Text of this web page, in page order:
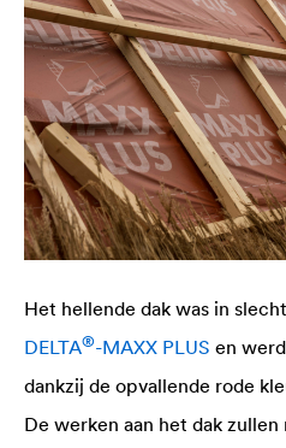
Het hellende dak was in
DELTA®-MAXX PLUS en
dankzij de opvallende rode
De werken aan het dak